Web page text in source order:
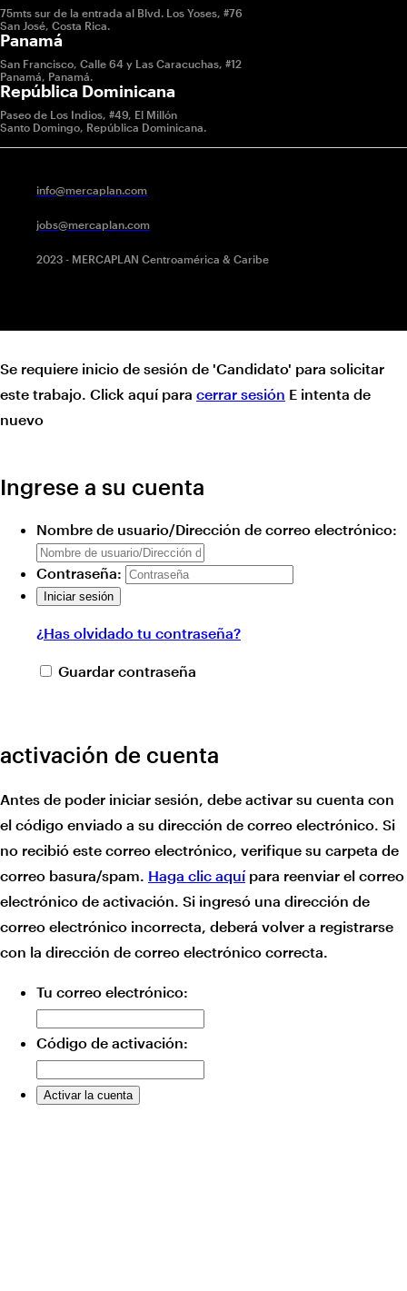
75mts sur de la entrada al Blvd. Los Yoses, #76
San José, Costa Rica.
Panamá
San Francisco, Calle 64 y Las Caracuchas, #12
Panamá, Panamá.
República Dominicana
Paseo de Los Indios, #49, El Millón
Santo Domingo, República Dominicana.
info@mercaplan.com
jobs@mercaplan.com
2023 - MERCAPLAN Centroamérica & Caribe
Se requiere inicio de sesión de 'Candidato' para solicitar
este trabajo. Click aquí para cerrar sesión E intenta de
nuevo
Ingrese a su cuenta
Nombre de usuario/Dirección de correo electrónico:
Contraseña:
¿Has olvidado tu contraseña?
Guardar contraseña
activación de cuenta
Antes de poder iniciar sesión, debe activar su cuenta con
el código enviado a su dirección de correo electrónico. Si
no recibió este correo electrónico, verifique su carpeta de
correo basura/spam. Haga clic aquípara reenviar el correo
electrónico de activación. Si ingresó una dirección de
correo electrónico incorrecta, deberá volver a registrarse
con la dirección de correo electrónico correcta.
Tu correo electrónico:
Código de activación: